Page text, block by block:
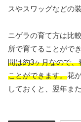
スやスワッグなどの
ニゲラの育て方は比
所で育てることができ
間は約3ヶ月なので
ことができます。花
しておくと、翌年ま